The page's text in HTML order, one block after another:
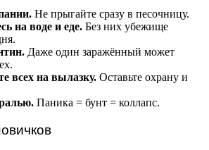
Не прыгайте сразу в песочницу.
на воде и еде. Без них убежище
Даже один заражённый может
всех на вылазку. Оставьте охрану и
Паника = бунт = коллапс.